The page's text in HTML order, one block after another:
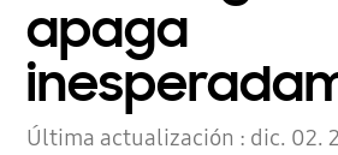
apaga
Última actualización : dic. 02.